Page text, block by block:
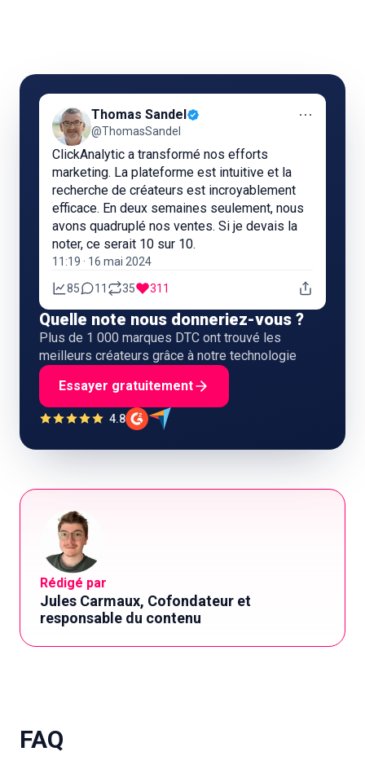
Thomas Sandel
@ThomasSandel
⋯
ClickAnalytic a transformé nos efforts
marketing. La plateforme est intuitive et la
recherche de créateurs est incroyablement
efficace. En deux semaines seulement, nous
avons quadruplé nos ventes. Si je devais la
noter, ce serait 10 sur 10.
11:19 · 16 mai 2024
85 11 35 311
Quelle note nous donneriez-vous ?
Plus de 1 000 marques DTC ont trouvé les
meilleurs créateurs grâce à notre technologie
Essayer gratuitement
4.8
Rédigé par
Jules Carmaux, Cofondateur et
responsable du contenu
FAQ